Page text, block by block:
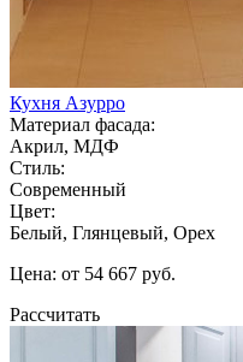
Кухня Азурро
Материал фасада:
Акрил, МДФ
Стиль:
Современный
Цвет:
Белый, Глянцевый, Орех
Цена: от 54 667 руб.
Рассчитать